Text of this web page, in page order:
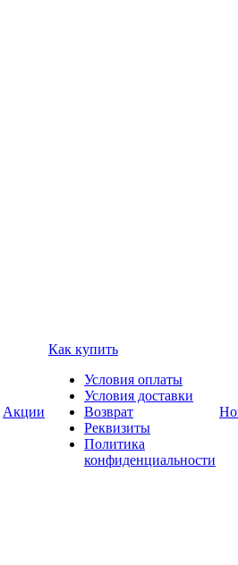
Акции
Как купить
Условия оплаты
Условия доставки
Возврат
Реквизиты
Политика
конфиденциальности